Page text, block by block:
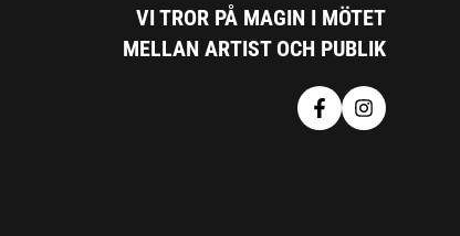
VI TROR PÅ MAGIN I MÖTET
MELLAN ARTIST OCH PUBLIK